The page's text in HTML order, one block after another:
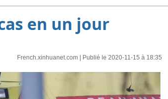
en un jour
French.xinhuanet.com| Publié le 2020-11-15 à 18:35